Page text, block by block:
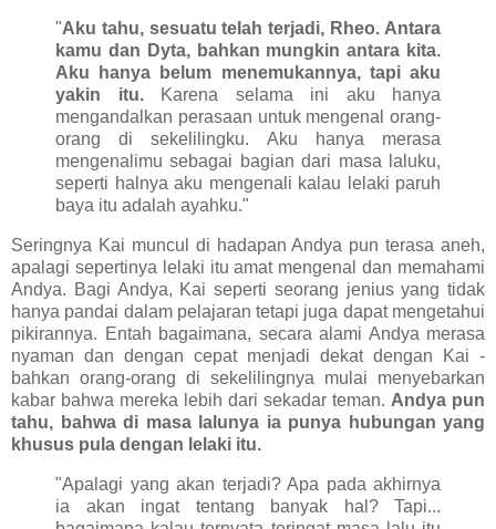
"Aku tahu, sesuatu telah terjadi, Rheo. Antara
kamu dan Dyta, bahkan mungkin antara kita.
Aku hanya belum menemukannya, tapi aku
yakin itu.Karena selama ini aku hanya
mengandalkan perasaan untuk mengenal orang-
orang di sekelilingku. Aku hanya merasa
mengenalimu sebagai bagian dari masa laluku,
seperti halnya aku mengenali kalau lelaki paruh
baya itu adalah ayahku."
Seringnya Kai muncul di hadapan Andya pun terasa aneh,
apalagi sepertinya lelaki itu amat mengenal dan memahami
Andya. Bagi Andya, Kai seperti seorang jenius yang tidak
hanya pandai dalam pelajaran tetapi juga dapat mengetahui
pikirannya. Entah bagaimana, secara alami Andya merasa
nyaman dan dengan cepat menjadi dekat dengan Kai -
bahkan orang-orang di sekelilingnya mulai menyebarkan
kabar bahwa mereka lebih dari sekadar teman. Andya pun
tahu, bahwa di masa lalunya ia punya hubungan yang
khusus pula dengan lelaki itu.
"Apalagi yang akan terjadi? Apa pada akhirnya
ia akan ingat tentang banyak hal? Tapi...